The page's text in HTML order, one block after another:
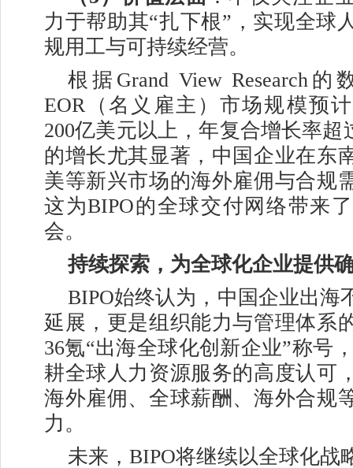
力于帮助其“扎下根”，实现全球
规用工与可持续经营。
根据Grand View Research
EOR（名义雇主）市场规模预
200亿美元以上，年复合增长率超
的增长尤其显著，中国企业在东
美等新兴市场的海外雇佣与合规
这为BIPO的全球交付网络带来
会。
持续探索，为全球化企业提供
BIPO始终认为，中国企业出海
延展，更是组织能力与管理体系
36氪“出海全球化创新企业”称号
耕全球人力资源服务的高度认可
海外雇佣、全球薪酬、海外合规
力。
未来，BIPO将继续以全球化战